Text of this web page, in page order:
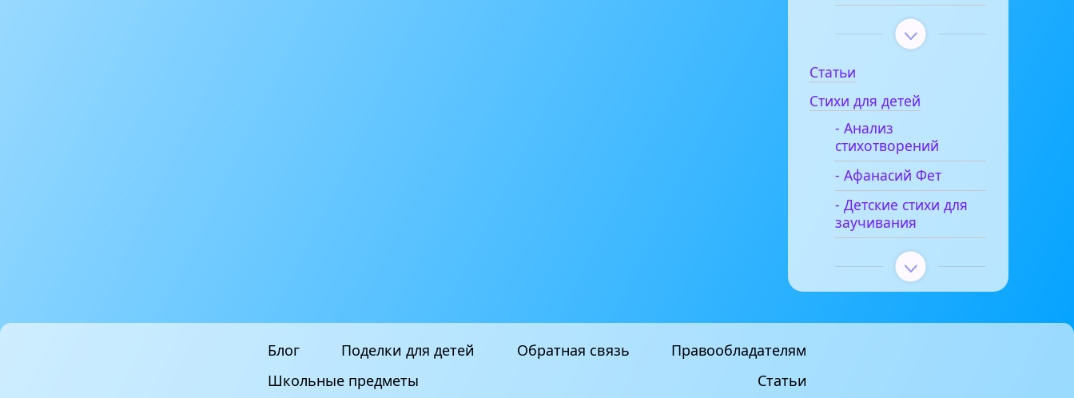
Статьи
Стихи для детей
- Анализ
стихотворений
- Афанасий Фет
- Детские стихи для
заучивания
Блог Поделки для детей Обратная связь
Правообладателям
Школьные предметы
Статьи